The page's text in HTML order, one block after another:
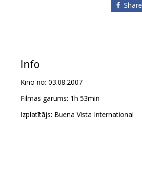
Share
Info
Kino no: 03.08.2007
Filmas garums: 1h 53min
Izplatītājs: Buena Vista International